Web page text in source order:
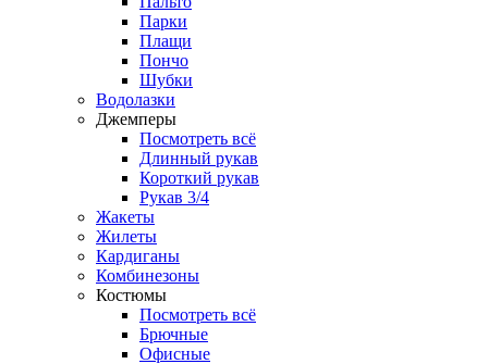
Парки
Плащи
Пончо
Шубки
Водолазки
Джемперы
Посмотреть всё
Длинный рукав
Короткий рукав
Рукав 3/4
Жакеты
Жилеты
Кардиганы
Комбинезоны
Костюмы
Посмотреть всё
Брючные
Офисные